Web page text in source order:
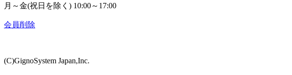
月～金(祝日を除く) 10:00～17:00
会員削除
(C)GignoSystem Japan,Inc.